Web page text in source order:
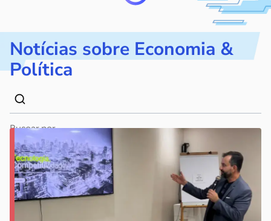
Notícias sobre Economia &
Política
para
busca
chave
Pesquisar